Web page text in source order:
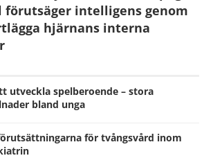
förutsäger intelligens genom
hjärnans interna
utveckla spelberoende – stora
bland unga
för tvångsvård inom